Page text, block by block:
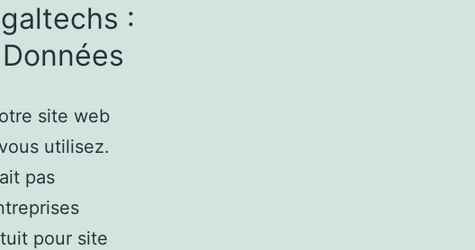
:
site web
utilisez.
pas
pour site